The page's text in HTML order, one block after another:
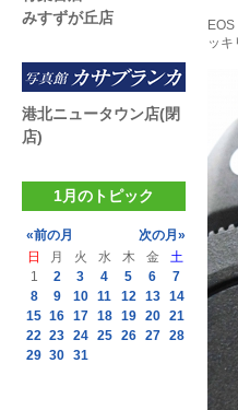
ッ
みすずが丘店
港北ニュータウン店(閉
店)
1月のトピック
«前の月
次の月»
日
月 火 水 木 金
土
1
2 3 4 5 6
7
8
9 10 11 12 13 14
15 16 17 18 19 20 21
22 23 24 25 26 27 28
29 30 31